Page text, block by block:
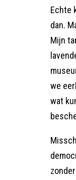
Echte
dan.
Mijn
we
wat